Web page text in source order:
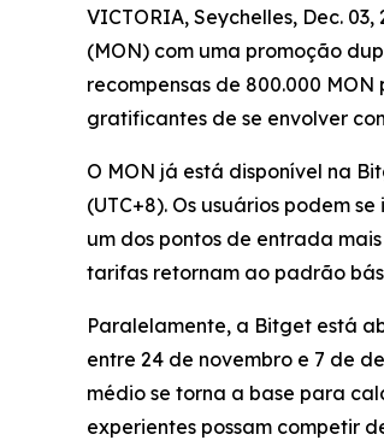
VICTORIA, Seychelles, Dec.
(MON) com uma promoção
recompensas de 800.000
gratificantes de se envolver
O MON já está disponível na
(UTC+8). Os usuários podem
um dos pontos de entrada
tarifas retornam ao padrão
Paralelamente, a Bitget está
entre 24 de novembro e 7 de
médio se torna a base para
experientes possam competir